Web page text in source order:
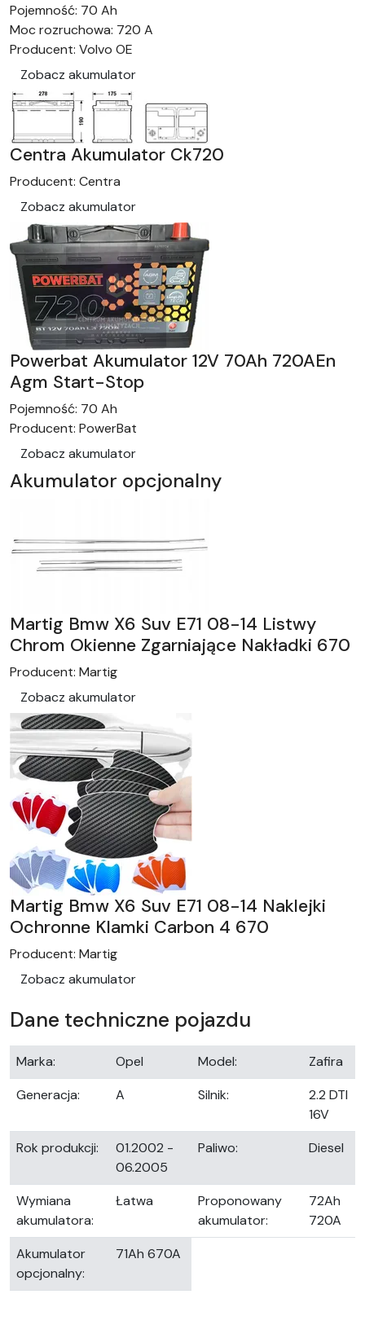
Pojemność: 70 Ah
Moc rozruchowa: 720 A
Producent: Volvo OE
Zobacz akumulator
Centra Akumulator Ck720
Producent: Centra
Zobacz akumulator
Powerbat Akumulator 12V 70Ah 720AEn
Agm Start-Stop
Pojemność: 70 Ah
Producent: PowerBat
Zobacz akumulator
Akumulator opcjonalny
Martig Bmw X6 Suv E71 08-14 Listwy
Chrom Okienne Zgarniające Nakładki 670
Producent: Martig
Zobacz akumulator
Martig Bmw X6 Suv E71 08-14 Naklejki
Ochronne Klamki Carbon 4 670
Producent: Martig
Zobacz akumulator
Dane techniczne pojazdu
Marka: Opel Model:
Zafira
Generacja:
A Silnik:
2.2 DTI
16V
Rok produkcji:
01.2002 -
06.2005
Paliwo: Diesel
Wymiana
akumulatora:
Łatwa
Proponowany
akumulator:
72Ah
720A
Akumulator
opcjonalny:
71Ah 670A